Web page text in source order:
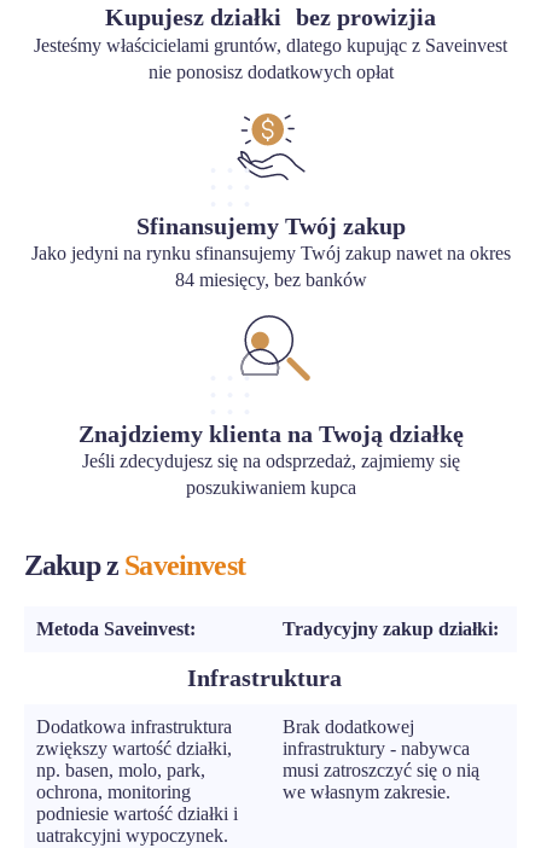
Kupujesz działki bez prowizjia
Jesteśmy właścicielami gruntów, dlatego kupując z Saveinvest
nie ponosisz dodatkowych opłat
Sfinansujemy Twój zakup
Jako jedyni na rynku sfinansujemy Twój zakup nawet na okres
84 miesięcy, bez banków
Znajdziemy klienta na Twoją działkę
Jeśli zdecydujesz się na odsprzedaż, zajmiemy się
poszukiwaniem kupca
Zakup z Saveinvest
Metoda Saveinvest: Tradycyjny zakup działki:
Infrastruktura
Dodatkowa infrastruktura
zwiększy wartość działki,
np. basen, molo, park,
ochrona, monitoring
podniesie wartość działki i
uatrakcyjni wypoczynek.
Brak dodatkowej
infrastruktury - nabywca
musi zatroszczyć się o nią
we własnym zakresie.